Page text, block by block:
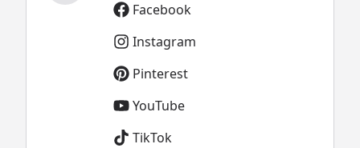
Facebook
Instagram
Pinterest
YouTube
TikTok